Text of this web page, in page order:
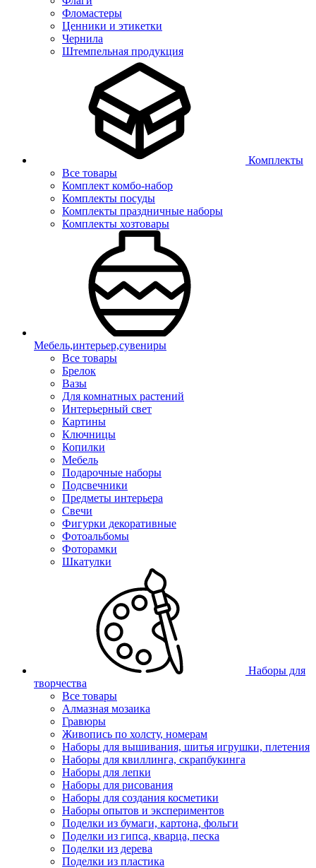
Фломастеры
Ценники и этикетки
Чернила
Штемпельная продукция
Комплекты
Все товары
Комплект комбо-набор
Комплекты посуды
Комплекты праздничные наборы
Комплекты хозтовары
Мебель,интерьер,сувениры
Все товары
Брелок
Вазы
Для комнатных растений
Интерьерный свет
Картины
Ключницы
Копилки
Мебель
Подарочные наборы
Подсвечники
Предметы интерьера
Свечи
Фигурки декоративные
Фотоальбомы
Фоторамки
Шкатулки
Наборы для
творчества
Все товары
Алмазная мозаика
Гравюры
Живопись по холсту, номерам
Наборы для вышивания, шитья игрушки, плетения
Наборы для квиллинга, скрапбукинга
Наборы для лепки
Наборы для рисования
Наборы для создания косметики
Наборы опытов и экспериментов
Поделки из бумаги, картона, фольги
Поделки из гипса, кварца, песка
Поделки из дерева
Поделки из пластика